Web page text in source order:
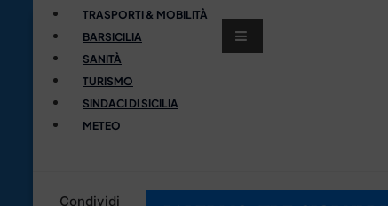
TRASPORTI & MOBILITÀ
BARSICILIA
SANITÀ
TURISMO
SINDACI DI SICILIA
METEO
Condividi